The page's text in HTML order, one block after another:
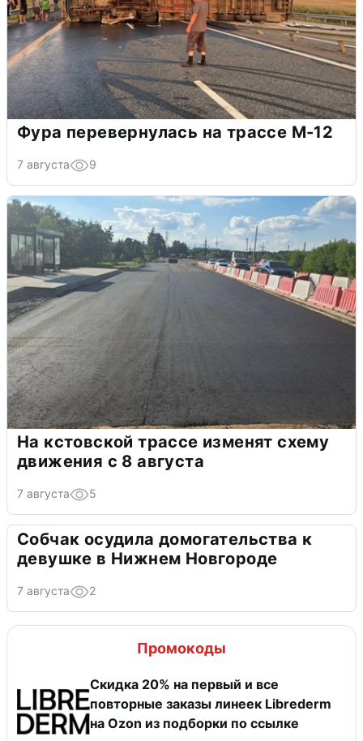
Фура перевернулась на трассе М-12
7 августа 9
На кстовской трассе изменят схему
движения с 8 августа
7 августа 5
Собчак осудила домогательства к
девушке в Нижнем Новгороде
7 августа 2
Промокоды
Скидка 20% на первый и все
повторные заказы линеек Librederm
на Ozon из подборки по ссылке